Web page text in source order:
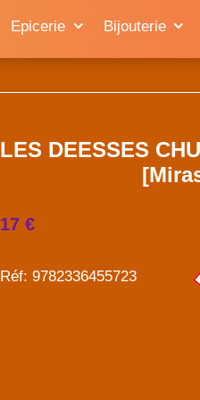
Epicerie Bijouterie
LES DEESSES
17 €
Réf: 9782336455723